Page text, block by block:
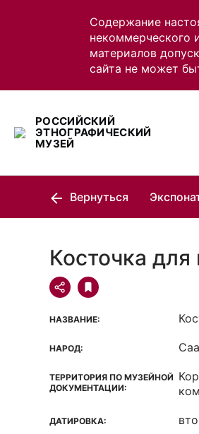
Содержание
некоммерческого
материалов
сайта не может
РОССИЙСКИЙ
ЭТНОГРАФИЧЕСКИЙ
МУЗЕЙ
Вернуться
Косточка
НАЗВАНИЕ:
НАРОД:
ТЕРРИТОРИЯ ПО МУЗЕЙНОЙ
ДОКУМЕНТАЦИИ:
ДАТИРОВКА: